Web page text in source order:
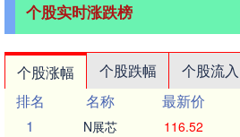
个股实时涨跌榜
个股涨幅 个股跌幅 个股流入
排名
名称 最新价
1
N展芯 116.52